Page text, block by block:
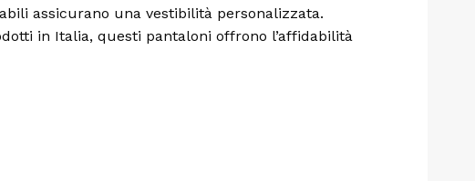
assicurano una vestibilità personalizzata.
in Italia, questi pantaloni offrono l’affidabilità